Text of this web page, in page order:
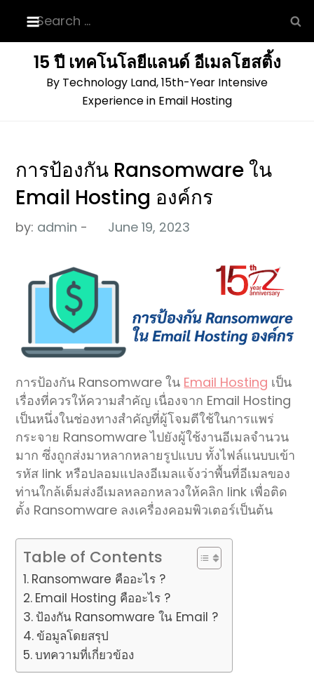
content
for:
15 ปี เทคโนโลยีแลนด์ อีเมลโฮสติ้ง
By Technology Land, 15th-Year Intensive
Experience in Email Hosting
การป้องกัน Ransomware ใน
Email Hosting องค์กร
by: admin
การป้องกัน Ransomware ใน Email Hosting เป็น
เรื่องที่ควรให้ความสำคัญ เนื่องจาก Email Hosting
เป็นหนึ่งในช่องทางสำคัญที่ผู้โจมตีใช้ในการแพร่
กระจาย Ransomware ไปยังผู้ใช้งานอีเมลจำนวน
มาก ซึ่งถูกส่งมาหลากหลายรูปแบบ ทั้งไฟล์แนบบเข้า
รหัส link หรือปลอมแปลงอีเมลแจ้งว่าพื้นที่อีเมลของ
ท่านใกล้เต็มส่งอีเมลหลอกหลวงให้คลิก link เพื่อติด
ตั้ง Ransomware ลงเครื่องคอมพิวเตอร์เป็นต้น
Table of Contents
Ransomware คืออะไร ?
Email Hosting คืออะไร ?
ป้องกัน Ransomware ใน Email ?
ข้อมูลโดยสรุป
บทความที่เกี่ยวข้อง